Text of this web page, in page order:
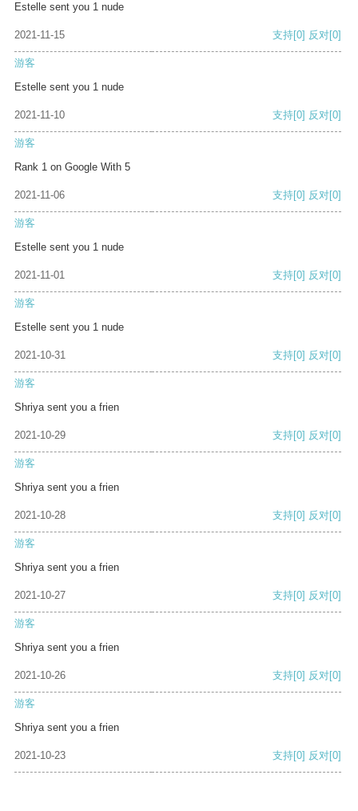
Estelle sent you 1 nude
2021-11-15 支持[0] 反对[0]
游客
Estelle sent you 1 nude
2021-11-10 支持[0] 反对[0]
游客
Rank 1 on Google With 5
2021-11-06 支持[0] 反对[0]
游客
Estelle sent you 1 nude
2021-11-01 支持[0] 反对[0]
游客
Estelle sent you 1 nude
2021-10-31 支持[0] 反对[0]
游客
Shriya sent you a frien
2021-10-29 支持[0] 反对[0]
游客
Shriya sent you a frien
2021-10-28 支持[0] 反对[0]
游客
Shriya sent you a frien
2021-10-27 支持[0] 反对[0]
游客
Shriya sent you a frien
2021-10-26 支持[0] 反对[0]
游客
Shriya sent you a frien
2021-10-23 支持[0] 反对[0]